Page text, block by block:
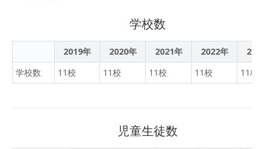
たちの学習が自分の力とし
て、しっかり身についてい
るかということをこの調査
を通して把握するいい機
会。今後の授業改善・指導
方法の改善に生かしていき
月中旬以降県が取りまと
学校数
2019年 2020年 2021年 2022年
2023
学校数
11校 11校 11校 11校 11校
児童生徒数